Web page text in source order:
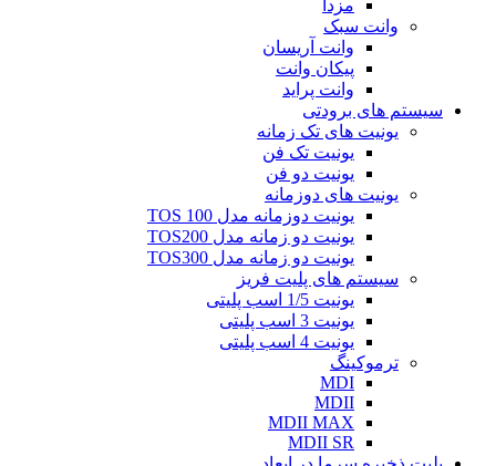
مزدا
وانت سبک
وانت آریسان
پیکان وانت
وانت پراید
سیستم های برودتی
یونیت های تک زمانه
یونیت تک فن
یونیت دو فن
یونیت های دوزمانه
یونیت دوزمانه مدل TOS 100
یونیت دو زمانه مدل TOS200
یونیت دو زمانه مدل TOS300
سیستم های پلیت فریز
یونیت 1/5 اسب پلیتی
یونیت 3 اسب پلیتی
یونیت 4 اسب پلیتی
ترموکینگ
MDI
MDII
MDII MAX
MDII SR